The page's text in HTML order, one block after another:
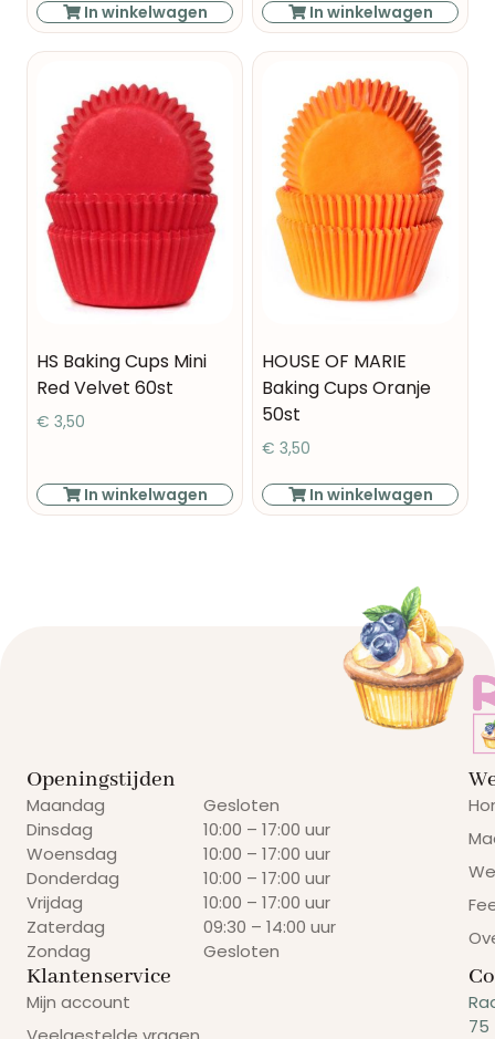
In winkelwagen In winkelwagen
HS Baking Cups Mini
Red Velvet 60st
€ 3,50
In winkelwagen
HOUSE OF MARIE
Baking Cups Oranje
50st
€ 3,50
In winkelwagen
Openingstijden
Maandag
Dinsdag
Woensdag
Donderdag
Vrijdag
Zaterdag
Zondag
Gesloten
10:00 – 17:00 uur
10:00 – 17:00 uur
10:00 – 17:00 uur
10:00 – 17:00 uur
09:30 – 14:00 uur
Gesloten
Klantenservice
Mijn account
75